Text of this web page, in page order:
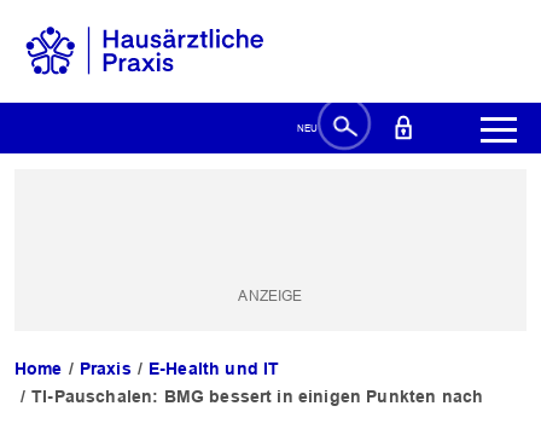
Home Praxis
E-Health und IT
TI-Pauschalen: BMG bessert in einigen Punkten nach